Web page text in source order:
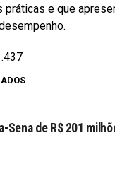
práticas e que
Sena de R$ 201